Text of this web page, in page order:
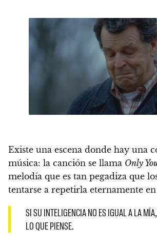
Existe una escena donde hay una
música: la canción se llama Only
melodía que es tan pegadiza que
tentarse a repetirla eternamente en
SI SU INTELIGENCIA NO ES IGUAL A LA
LO QUE PIENSE.